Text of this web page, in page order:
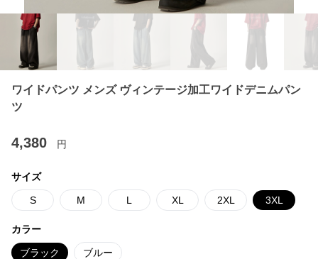
ワイドパンツ メンズ ヴィンテージ加工ワイドデニムパン
ツ
4,380 円
サイズ
S M L XL 2XL 3XL
カラー
ブラック ブルー